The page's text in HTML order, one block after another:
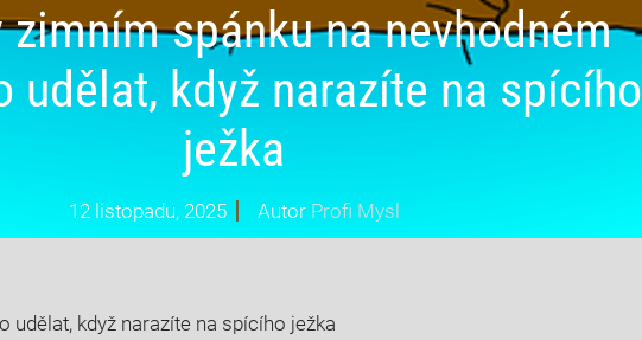
zimním spánku na nevhodném
udělat, když narazíte na spícího
ježka
12 listopadu, 2025 Autor Profi Mysl
udělat, když narazíte na spícího ježka